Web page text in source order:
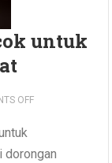
untuk
OFF
dorongan